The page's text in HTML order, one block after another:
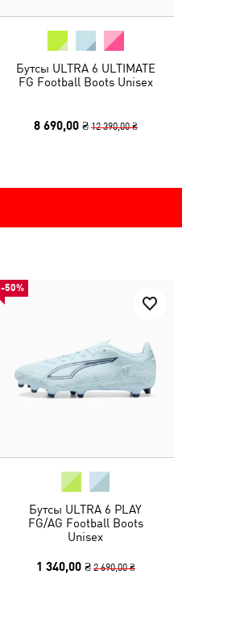
Бутсы ULTRA 6 ULTIMATE
FG Football Boots Unisex
8 690,00 ₴ 12 390,00 ₴
-50%
Бутсы ULTRA 6 PLAY
FG/AG Football Boots
Unisex
1 340,00 ₴ 2 690,00 ₴